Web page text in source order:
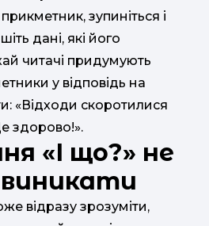
зупиніться і
дані, які його
читачі придумують
у відповідь на
«Відходи скоротилися
здорово!».
«І що?» не
відразу зрозуміти,